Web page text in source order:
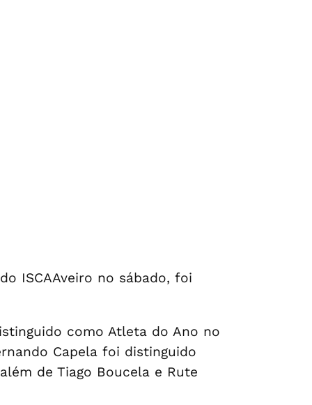
ISCAAveiro no sábado, foi
como Atleta do Ano no
Capela foi distinguido
de Tiago Boucela e Rute